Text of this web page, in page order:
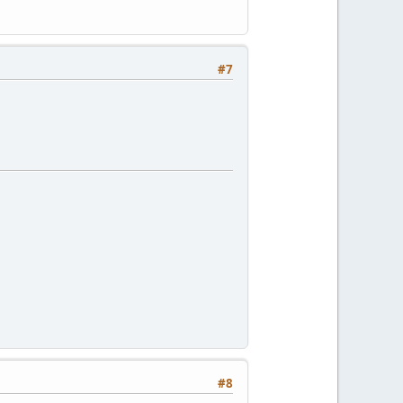
#7
#8